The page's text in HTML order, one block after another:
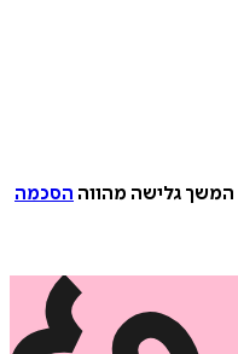
המשך גלישה מהווה הסכמה